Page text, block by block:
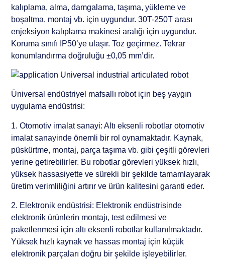
kalıplama, alma, damgalama, taşıma, yükleme ve
boşaltma, montaj vb. için uygundur. 30T-250T arası
enjeksiyon kalıplama makinesi aralığı için uygundur.
Koruma sınıfı IP50’ye ulaşır. Toz geçirmez. Tekrar
konumlandırma doğruluğu ±0,05 mm’dir.
Üniversal endüstriyel mafsallı robot için beş yaygın
uygulama endüstrisi:
1. Otomotiv imalat sanayi: Altı eksenli robotlar otomotiv
imalat sanayinde önemli bir rol oynamaktadır. Kaynak,
püskürtme, montaj, parça taşıma vb. gibi çeşitli görevleri
yerine getirebilirler. Bu robotlar görevleri yüksek hızlı,
yüksek hassasiyette ve sürekli bir şekilde tamamlayarak
üretim verimliliğini artırır ve ürün kalitesini garanti eder.
2. Elektronik endüstrisi: Elektronik endüstrisinde
elektronik ürünlerin montajı, test edilmesi ve
paketlenmesi için altı eksenli robotlar kullanılmaktadır.
Yüksek hızlı kaynak ve hassas montaj için küçük
elektronik parçaları doğru bir şekilde işleyebilirler.